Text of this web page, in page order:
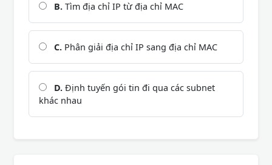
B. Tìm địa chỉ IP từ địa chỉ MAC
C. Phân giải địa chỉ IP sang địa chỉ MAC
D. Định tuyến gói tin đi qua các subnet
khác nhau